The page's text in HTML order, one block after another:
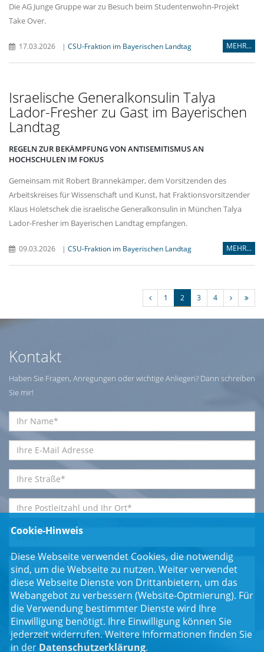
Die AG Junge Gruppe war zu Besuch beim Studentenwohn-Projekt
Take Over.
17.03.2026 | CSU-Fraktion im Bayerischen Landtag MEHR...
Israelische Generalkonsulin Talya
Lador-Fresher zu Gast im Bayerischen
Landtag
REGELN ZUR BEKÄMPFUNG VON ANTISEMITISMUS AN
HOCHSCHULEN IM FOKUS
Gemeinsam mit Robert Brannekämper, dem Vorsitzenden des
Arbeitskreises für Wissenschaft und Kunst, hat Fraktionsvorsitzender
Klaus Holetschek die israelische Generalkonsulin in München Talya
Lador-Fresher im Bayerischen Landtag empfangen.
09.03.2026 | CSU-Fraktion im Bayerischen Landtag MEHR...
1 2 3 4
Kontakt
Haben Sie Fragen, Anregungen oder wichtige Anliegen? Dann schreiben
Sie mir!
Cookie-Hinweis
Diese Webseite verwendet Cookies, die notwendig
sind, um die Webseite zu nutzen. Weiter verwendet
diese Webseite Dienste von Drittanbietern, um das
Webangebot zu verbessern (Website-Optmierung). Für
die Verwendung bestimmter Dienste wird Ihre
Einwilligung benötigt. Ihre Einwilligung können Sie
jederzeit widerrufen. Weitere Informationen finden Sie
in der Datenschutzerklärung.